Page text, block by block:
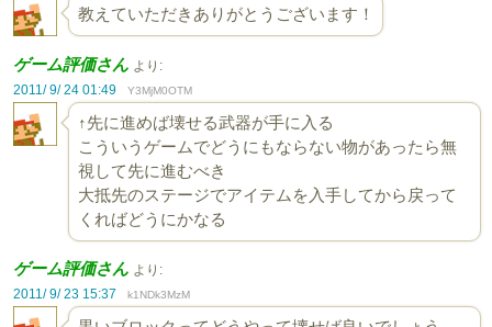
教えていただきありがとうございます！
ゲーム評価さん より:
2011/ 9/ 24 01:49
Y3MjM0OTM
↑先に進めば壊せる武器が手に入る
こういうゲームでどうにもならない物があったら無
視して先に進むべき
大抵先のステージでアイテムを入手してから戻って
くればどうにかなる
ゲーム評価さん より:
2011/ 9/ 23 15:37
k1NDk3MzM